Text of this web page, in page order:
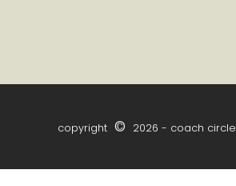
copyright © 2026 - coach circle